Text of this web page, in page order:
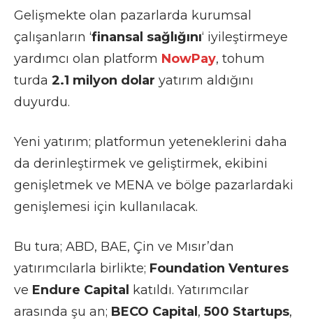
Gelişmekte olan pazarlarda kurumsal
çalışanların ‘finansal sağlığını‘ iyileştirmeye
yardımcı olan platform NowPay, tohum
turda 2.1 milyon dolar yatırım aldığını
duyurdu.
Yeni yatırım; platformun yeteneklerini daha
da derinleştirmek ve geliştirmek, ekibini
genişletmek ve MENA ve bölge pazarlardaki
genişlemesi için kullanılacak.
Bu tura; ABD, BAE, Çin ve Mısır’dan
yatırımcılarla birlikte; Foundation Ventures
ve Endure Capital
katıldı. Yatırımcılar
arasında şu an; BECO Capital , 500 Startups,